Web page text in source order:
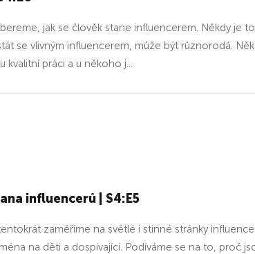
jak se člověk stane influencerem. Někdy je
se vlivným influencerem, může být různorodá.
práci a u někoho j...
influencerů | S4:E5
zaměříme na světlé i stinné stránky
na děti a dospívající. Podíváme se na to, proč